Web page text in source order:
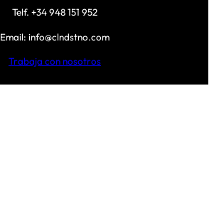
Telf. +34 948 151 952
Email: info@clndstno.com
Trabaja con nosotros